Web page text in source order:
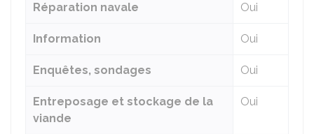
Réparation navale Oui
Information Oui
Enquêtes, sondages Oui
Entreposage et stockage de la
viande
Oui